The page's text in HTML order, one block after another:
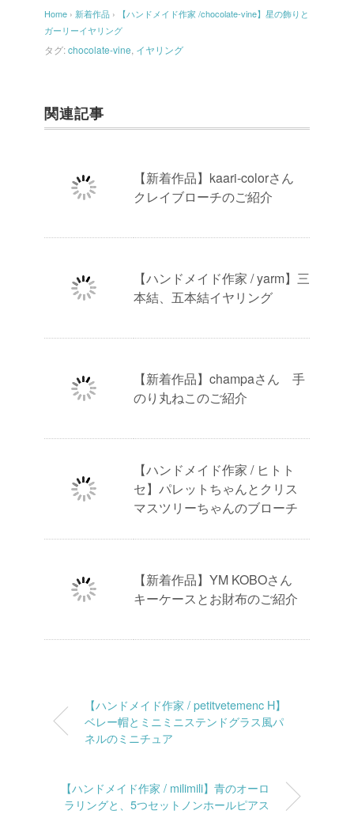
Home › 新着作品 ›
【ハンドメイド作家 /chocolate-vine】星の飾りと
ガーリーイヤリング
タグ:chocolate-vine イヤリング
関連記事
【新着作品】kaari-colorさん
クレイブローチのご紹介
【ハンドメイド作家 / yarm】三
本結、五本結イヤリング
【新着作品】champaさん 手
のり丸ねこのご紹介
【ハンドメイド作家 / ヒトト
セ】パレットちゃんとクリス
マスツリーちゃんのブローチ
【新着作品】YM KOBOさん
キーケースとお財布のご紹介
【ハンドメイド作家 / petitvetemenc H】
ベレー帽とミニミニステンドグラス風パ
ネルのミニチュア
【ハンドメイド作家 / milimili】青のオーロ
ラリングと、5つセットノンホールピアス